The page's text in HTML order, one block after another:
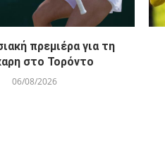
πρεμιέρα για τη
στο Τορόντο
06/08/2026